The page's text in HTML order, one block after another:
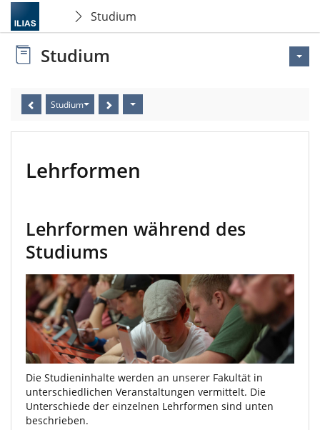
Studium
Studium
Studium
Lehrformen
Lehrformen während des
Studiums
Die Studieninhalte werden an unserer Fakultät in
unterschiedlichen Veranstaltungen vermittelt. Die
Unterschiede der einzelnen Lehrformen sind unten
beschrieben.